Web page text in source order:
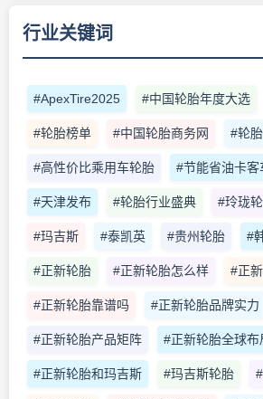
行业关键词
#ApexTire2025 #中国轮胎年度大选
#轮胎榜单 #中国轮胎商务网 #轮
#高性价比乘用车轮胎 #节能省油卡客
#天津发布 #轮胎行业盛典 #玲珑
#玛吉斯 #泰凯英 #贵州轮胎 #
#正新轮胎 #正新轮胎怎么样 #正
#正新轮胎靠谱吗 #正新轮胎品牌实力
#正新轮胎产品矩阵 #正新轮胎全球布
#正新轮胎和玛吉斯 #玛吉斯轮胎